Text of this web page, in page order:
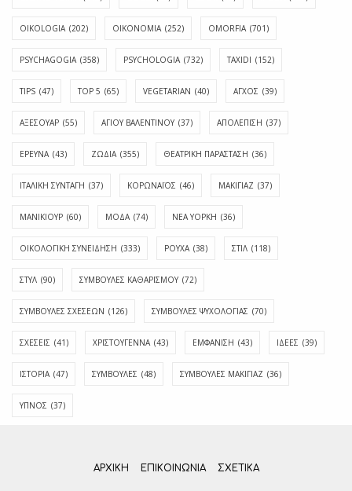
OIKOLOGIA (202) OIKONOMIA (252) OMORFIA (701)
PSYCHAGOGIA (358) PSYCHOLOGIA (732) TAXIDI (152)
TIPS (47) TOP 5 (65) VEGETARIAN (40) ΑΓΧΟΣ (39)
ΑΞΕΣΟΥΑΡ (55) ΑΓΊΟΥ ΒΑΛΕΝΤΊΝΟΥ (37) ΑΠΟΛΈΠΙΣΗ (37)
ΕΡΕΥΝΑ (43) ΖΩΔΙΑ (355) ΘΕΑΤΡΙΚΗ ΠΑΡΑΣΤΑΣΗ (36)
ΙΤΑΛΙΚΗ ΣΥΝΤΑΓΗ (37) ΚΟΡΩΝΑΪΟΣ (46) ΜΑΚΙΓΙΑΖ (37)
ΜΑΝΙΚΙΟΥΡ (60) ΜΟΔΑ (74) ΝΕΑ ΥΟΡΚΗ (36)
ΟΙΚΟΛΟΓΙΚΗ ΣΥΝΕΙΔΗΣΗ (333) ΡΟΥΧΑ (38) ΣΤΙΛ (118)
ΣΤΥΛ (90) ΣΥΜΒΟΥΛΕΣ ΚΑΘΑΡΙΣΜΟΥ (72)
ΣΥΜΒΟΥΛΕΣ ΣΧΕΣΕΩΝ (126) ΣΥΜΒΟΥΛΕΣ ΨΥΧΟΛΟΓΙΑΣ (70)
ΣΧΕΣΕΙΣ (41) ΧΡΙΣΤΟΥΓΕΝΝΑ (43) ΕΜΦΆΝΙΣΗ (43) ΙΔΈΕΣ (39)
ΙΣΤΟΡΊΑ (47) ΣΥΜΒΟΥΛΈΣ (48) ΣΥΜΒΟΥΛΈΣ ΜΑΚΙΓΙΆΖ (36)
ΎΠΝΟΣ (37)
ΑΡΧΙΚΗ ΕΠΙΚΟΙΝΩΝΊΑ ΣΧΕΤΙΚΆ